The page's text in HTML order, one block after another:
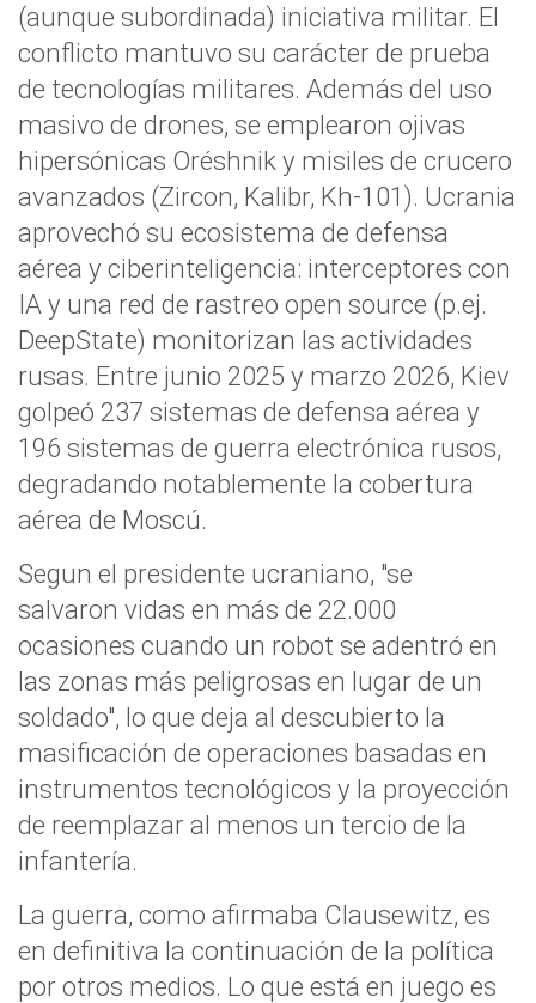
(aunque subordinada) iniciativa militar. El
conflicto mantuvo su carácter de prueba
de tecnologías militares. Además del uso
masivo de drones, se emplearon ojivas
hipersónicas Oréshnik y misiles de crucero
avanzados (Zircon, Kalibr, Kh-101). Ucrania
aprovechó su ecosistema de defensa
aérea y ciberinteligencia: interceptores con
IA y una red de rastreo open source (p.ej.
DeepState) monitorizan las actividades
rusas. Entre junio 2025 y marzo 2026, Kiev
golpeó 237 sistemas de defensa aérea y
196 sistemas de guerra electrónica rusos,
degradando notablemente la cobertura
aérea de Moscú.
Segun el presidente ucraniano, "se
salvaron vidas en más de 22.000
ocasiones cuando un robot se adentró en
las zonas más peligrosas en lugar de un
soldado", lo que deja al descubierto la
masificación de operaciones basadas en
instrumentos tecnológicos y la proyección
de reemplazar al menos un tercio de la
infantería.
La guerra, como afirmaba Clausewitz, es
en definitiva la continuación de la política
por otros medios. Lo que está en juego es